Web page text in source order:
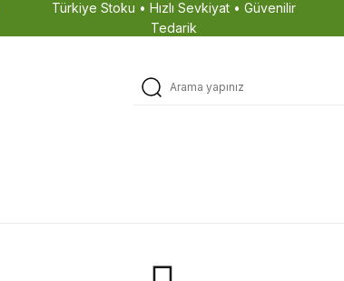
Türkiye Stoku • Hızlı Sevkiyat • Güvenilir
Tedarik